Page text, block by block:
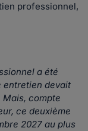
professionnel,
a été
entretien devait
compte
ce deuxième
2027 au plus